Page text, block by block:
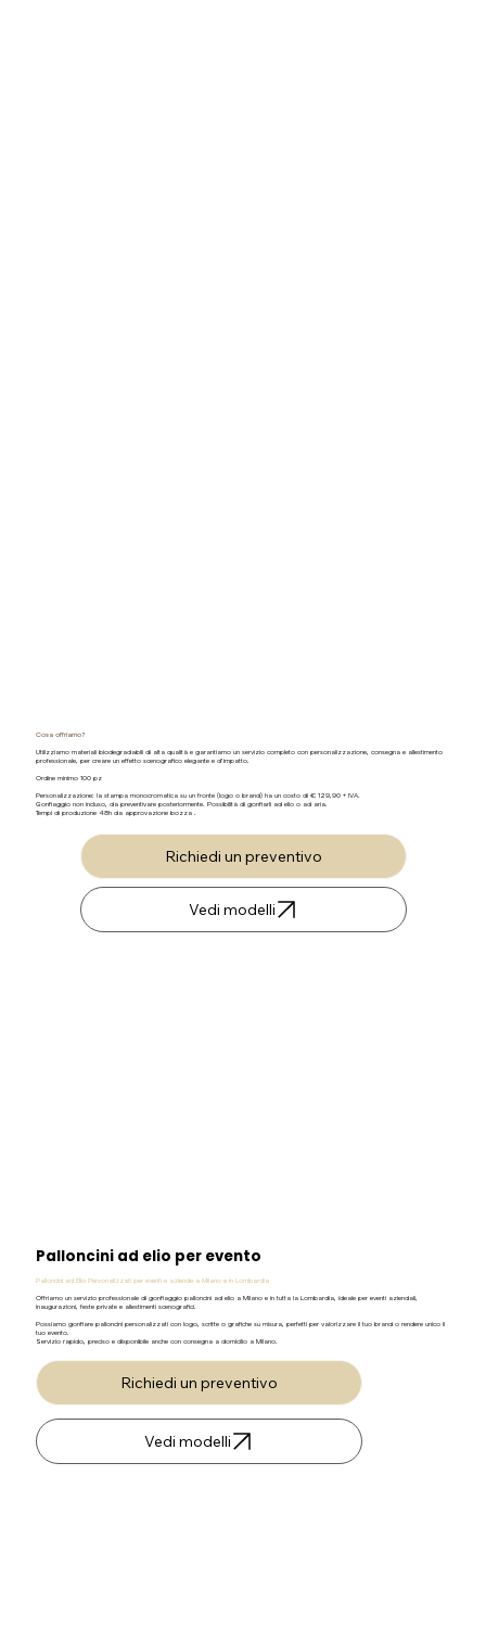
Cosa offriamo?
Utilizziamo materiali biodegradabili di alta qualità e garantiamo un servizio completo con personalizzazione, consegna e allestimento
professionale, per creare un effetto scenografico elegante e d’impatto.
Ordine minimo 100 pz
Personalizzazione: la stampa monocromatica su un fronte (logo o brand) ha un costo di € 129,90 + IVA.
Gonfiaggio non incluso, da preventivare posteriormente. Possibilità di gonfiarli ad elio o ad aria.
Tempi di produzione 48h da approvazione bozza .
Richiedi un preventivo
Vedi modelli
Palloncini ad elio per evento
Palloncini ad Elio Personalizzati per eventi e aziende a Milano e in Lombardia
Offriamo un servizio professionale di gonfiaggio palloncini ad elio a Milano e in tutta la Lombardia, ideale per eventi aziendali,
inaugurazioni, feste private e allestimenti scenografici.
Possiamo gonfiare palloncini personalizzati con logo, scritte o grafiche su misura, perfetti per valorizzare il tuo brand o rendere unico il
tuo evento.
Servizio rapido, preciso e disponibile anche con consegna a domicilio a Milano.
Richiedi un preventivo
Vedi modelli